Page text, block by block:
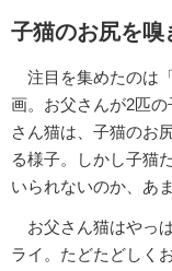
子猫のお尻を
注目を集めたのは
画。お父さんが2匹
さん猫は、子猫のお
る様子。しかし子猫
いられないのか、あ
お父さん猫はやっ
ライ。たどたどしく